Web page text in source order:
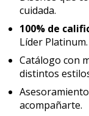
cuidada.
100% de
Líder Platinum.
Catálogo con
distintos
acompañarte.